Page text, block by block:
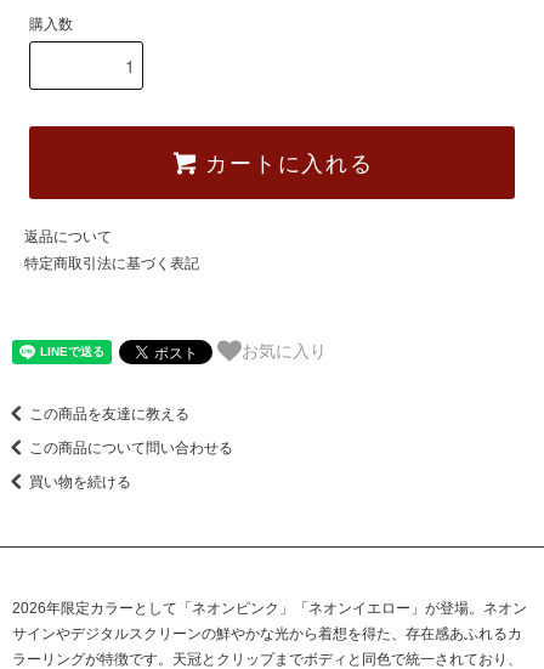
購入数
カートに入れる
返品について
特定商取引法に基づく表記
お気に入り
この商品を友達に教える
この商品について問い合わせる
買い物を続ける
2026年限定カラーとして「ネオンピンク」「ネオンイエロー」が登場。ネオン
サインやデジタルスクリーンの鮮やかな光から着想を得た、存在感あふれるカ
ラーリングが特徴です。天冠とクリップまでボディと同色で統一されており、